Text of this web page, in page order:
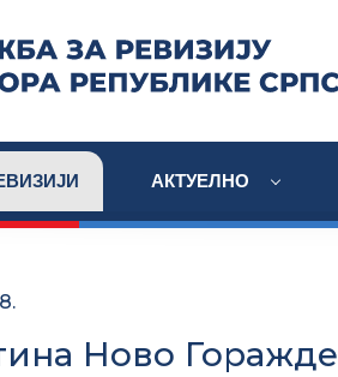
АКТУЕЛНО
Ново Горажде